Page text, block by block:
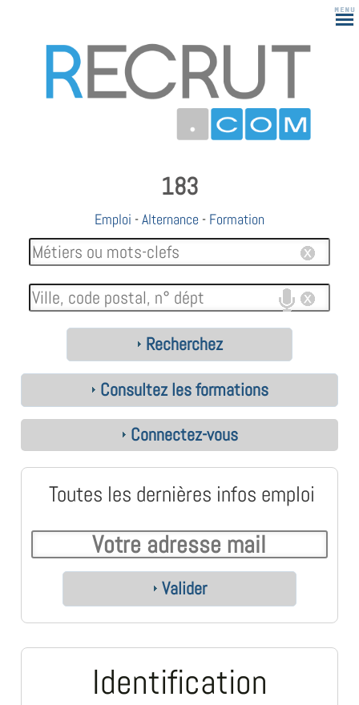
183
Emploi -Alternance - Formation
Recherchez
Consultez les formations
Connectez-vous
Toutes les dernières infos emploi
Valider
Identification